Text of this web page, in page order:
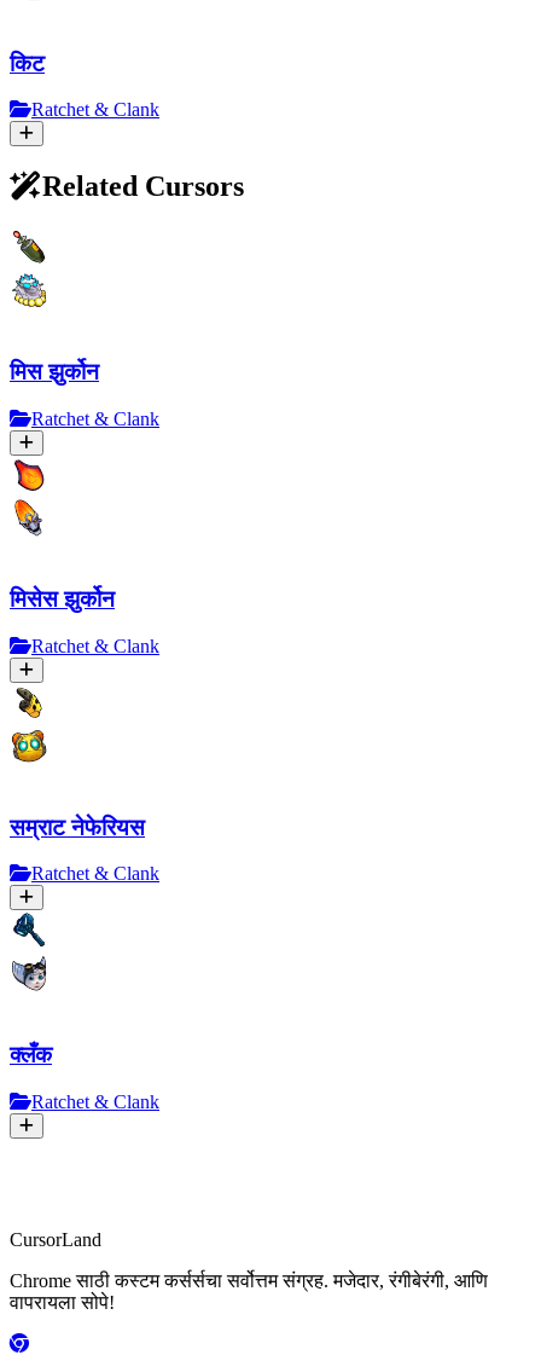
किट
Ratchet & Clank
Related Cursors
मिस झुर्कोन
Ratchet & Clank
मिसेस झुर्कोन
Ratchet & Clank
सम्राट नेफेरियस
Ratchet & Clank
क्लँक
Ratchet & Clank
CursorLand
Chrome साठी कस्टम कर्सर्सचा सर्वोत्तम संग्रह. मजेदार, रंगीबेरंगी, आणि
वापरायला सोपे!